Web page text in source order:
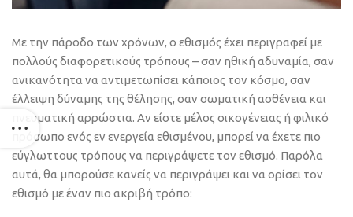
Με την πάροδο των χρόνων, ο εθισμός έχει περιγραφεί με
πολλούς διαφορετικούς τρόπους – σαν ηθική αδυναμία, σαν
ανικανότητα να αντιμετωπίσει κάποιος τον κόσμο, σαν
έλλειψη δύναμης της θέλησης, σαν σωματική ασθένεια και
πνευματική αρρώστια. Αν είστε μέλος οικογένειας ή φιλικό
πρόσωπο ενός εν ενεργεία εθισμένου, μπορεί να έχετε πιο
εύγλωττους τρόπους να περιγράψετε τον εθισμό. Παρόλα
αυτά, θα μπορούσε κανείς να περιγράψει και να ορίσει τον
εθισμό με έναν πιο ακριβή τρόπο: